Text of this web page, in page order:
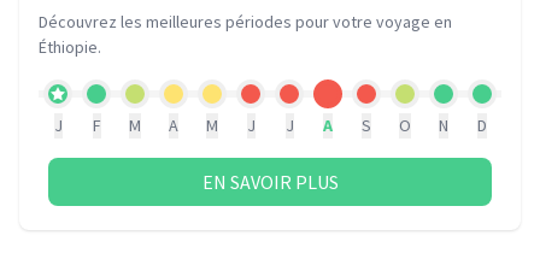
Découvrez les meilleures périodes pour votre voyage en
Éthiopie.
J F M A M J J A S O N D
EN SAVOIR PLUS